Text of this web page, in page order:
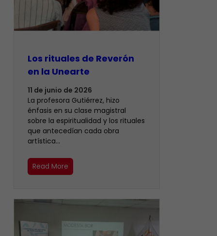
Los rituales de Reverón
en la Unearte
11 de junio de 2026
La profesora Gutiérrez, hizo
énfasis en su clase magistral
sobre la espiritualidad y los rituales
que antecedían cada obra
artística…
Read More